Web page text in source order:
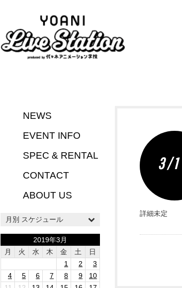
NEWS
EVENT INFO
SPEC & RENTAL
CONTACT
ABOUT US
月別 スケジュール
2019年3月
月
火 水 木 金 土
日
1
2
3
4
5 6 7 8 9
10
3 / 1
詳細未定